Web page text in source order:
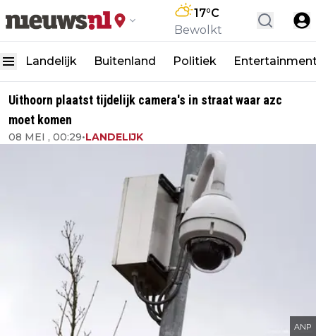
17°C
Bewolkt
Landelijk Buitenland Politiek
Uithoorn plaatst tijdelijk camera's in straat waar azc
moet komen
08 MEI , 00:29•LANDELIJK
ANP